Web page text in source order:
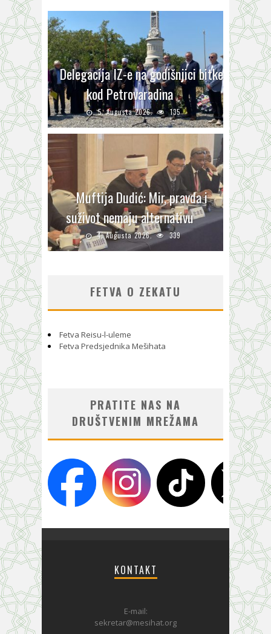
Delegacija IZ-e na godišnjici bitke
kod Petrovaradina
5. Augusta 2026. 135
Muftija Dudić: Mir, pravda i
suživot nemaju alternativu
4. Augusta 2026. 339
FETVA O ZEKATU
Fetva Reisu-l-uleme
Fetva Predsjednika Mešihata
PRATITE NAS NA
DRUŠTVENIM MREŽAMA
KONTAKT
E-mail:
sekretar@mesihat.org